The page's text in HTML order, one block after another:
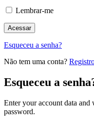
Lembrar-me
Esqueceu a senha?
Não tem uma conta?
Esqueceu a
Enter your account data
password.